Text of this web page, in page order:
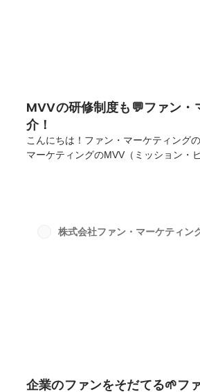
MVVの研修制度も💬ファン
介！
こんにちは！ファン・マーケティング
マーケティングのMVV（ミッション・
✨そもそもミッション・ビジョン・バ
化したもの」というイメージです
株式会社ファン・マーケティン
企業のファンをそだてる🌱フ